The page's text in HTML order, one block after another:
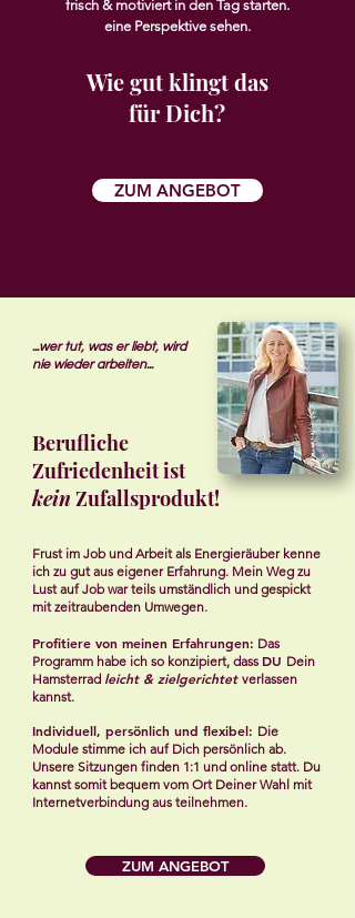
frisch & motiviert in den Tag starten.
eine Perspektive sehen.
Wie gut klingt das
für Dich?
ZUM ANGEBOT
...wer tut, was er liebt, wird
nie wieder arbeiten...
Berufliche
Zufriedenheit ist
kein Zufallsprodukt!
Frust im Job und Arbeit als Energieräuber kenne
ich zu gut aus eigener Erfahrung. Mein Weg zu
Lust auf Job war teils umständlich und gespickt
mit zeitraubenden Umwegen.
Profitiere von meinen Erfahrungen: Das
Programm habe ich so konzipiert, dass DU Dein
Hamsterrad leicht & zielgerichtet verlassen
kannst.
Individuell, persönlich und flexibel: Die
Module stimme ich auf Dich persönlich ab.
Unsere Sitzungen finden 1:1 und online statt. Du
kannst somit bequem vom Ort Deiner Wahl mit
Internetverbindung aus teilnehmen.
ZUM ANGEBOT